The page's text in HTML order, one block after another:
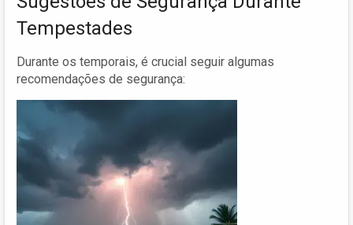
Tempestades
Durante os temporais, é crucial seguir algumas
recomendações de segurança: